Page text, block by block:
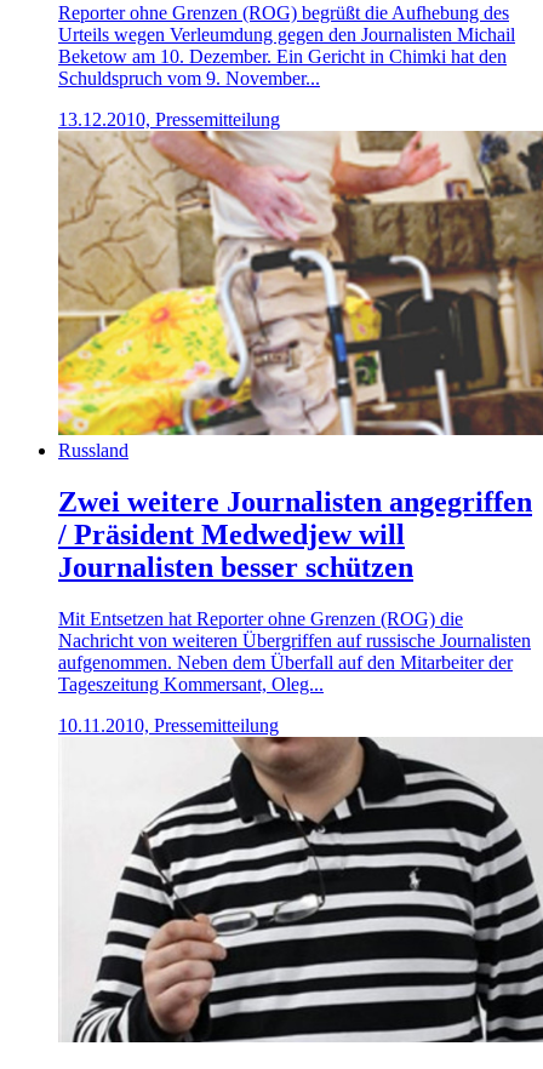
Reporter ohne Grenzen (ROG) begrüßt die Aufhebung des
Urteils wegen Verleumdung gegen den Journalisten Michail
Beketow am 10. Dezember. Ein Gericht in Chimki hat den
Schuldspruch vom 9. November...
13.12.2010, Pressemitteilung
Russland
Zwei weitere Journalisten angegriffen
/ Präsident Medwedjew will
Journalisten besser schützen
Mit Entsetzen hat Reporter ohne Grenzen (ROG) die
Nachricht von weiteren Übergriffen auf russische Journalisten
aufgenommen. Neben dem Überfall auf den Mitarbeiter der
Tageszeitung Kommersant, Oleg...
10.11.2010, Pressemitteilung